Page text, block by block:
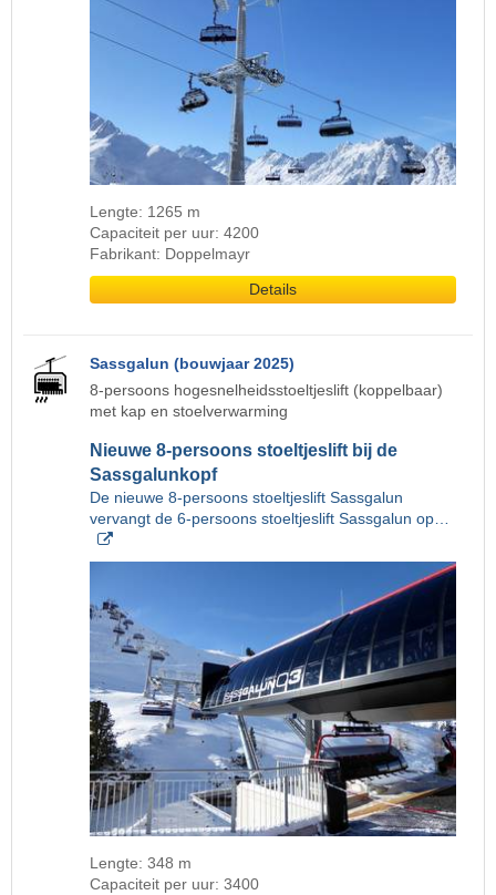
Lengte: 1265 m
Capaciteit per uur: 4200
Fabrikant: Doppelmayr
Details
Sassgalun (bouwjaar 2025)
8-persoons hogesnelheidsstoeltjeslift (koppelbaar)
met kap en stoelverwarming
Nieuwe 8-persoons stoeltjeslift bij de
Sassgalunkopf
De nieuwe 8-persoons stoeltjeslift Sassgalun
vervangt de 6-persoons stoeltjeslift Sassgalun op…
Lengte: 348 m
Capaciteit per uur: 3400